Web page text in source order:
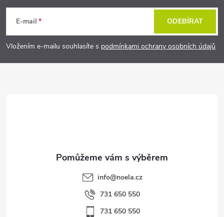
p
a
E-mail
Vložením e-mailu souhlasíte s podmínkami ochrany osobních údajů
ODEBÍRAT
info@noela.cz
731 650 550
731 650 550